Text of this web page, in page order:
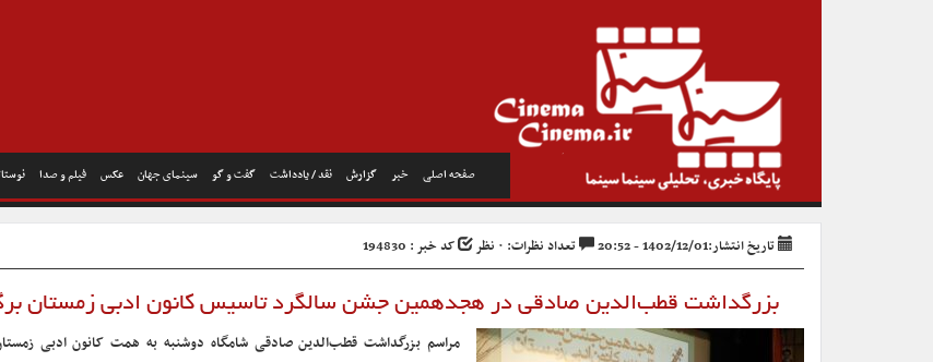
صفحه اصلی خبر گزارش نقد / یادداشت گفت و گو سینمای جهان عکس فیلم و صدا
تاریخ انتشار:1402/12/01 - 20:52 تعداد نظرات: ۰ نظر کد خبر : 194830
بزرگداشت قطب‌الدین صادقی در هجدهمین جشن سالگرد تاسیس کانون ادبی زمستان
مراسم بزرگداشت قطب‌الدین صادقی شامگاه دوشنبه به همت کانون ادبی